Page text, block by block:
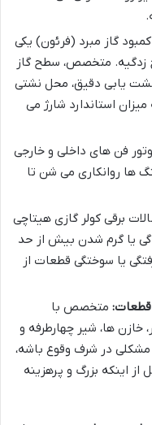
کمبود گاز مبرد (فرئون) یکی
زدگیه. متخصص، سطح گاز
نشت یابی دقیق، محل نشتی
استاندارد شارژ می
فن های داخلی و خارجی
ها روانکاری می شن تا
برقی کولر گازی هیتاچی
یا گرم شدن بیش از حد
یا سوختگی قطعات از
قطعات: متخصص با
خازن ها، شیر چهارطرفه و
در شرف وقوع باشه،
اینکه بزرگ و پرهزینه